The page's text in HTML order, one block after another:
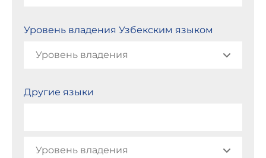
Уровень владения Узбекским языком
Другие языки